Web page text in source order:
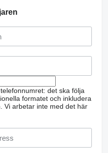
det ska följa
formatet och inkludera
Vi arbetar inte med det här